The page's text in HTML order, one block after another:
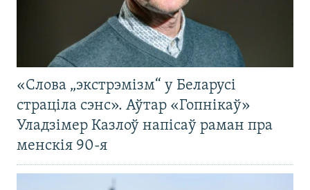
«Слова „экстрэмізм“ у Беларусі
страціла сэнс». Аўтар «Гопнікаў»
Уладзімер Казлоў напісаў раман пра
менскія 90-я